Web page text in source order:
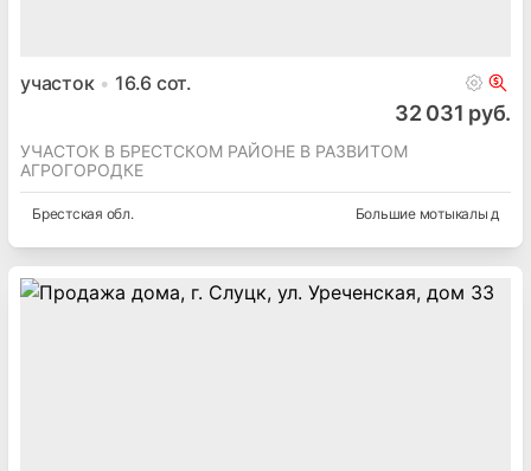
участок 16.6 сот.
32 031 руб.
УЧАСТОК В БРЕСТСКОМ РАЙОНЕ В РАЗВИТОМ
АГРОГОРОДКЕ
Брестская обл. Большие мотыкалы д